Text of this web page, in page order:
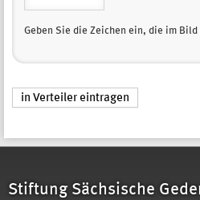
Geben Sie die Zeichen ein, die im
Stiftung Sächsische